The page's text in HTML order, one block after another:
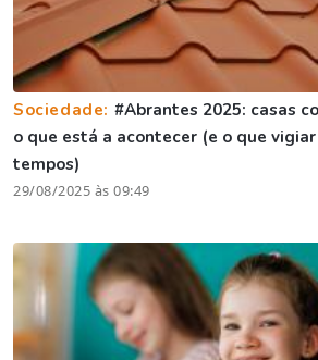
Sociedade: #Abrantes 2025: casas
o que está a acontecer (e o que
tempos)
29/08/2025 às 09:49